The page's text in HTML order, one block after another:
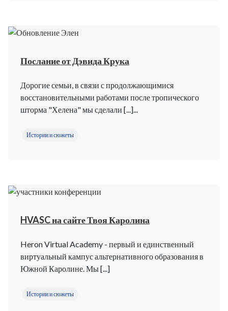
Послание от Дэвида Крука
Дорогие семьи, в связи с продолжающимися
восстановительными работами после тропического
шторма "Хелена" мы сделали [...]...
Истории и сюжеты
HVASC на сайте Твоя Каролина
Heron Virtual Academy - первый и единственный
виртуальный кампус альтернативного образования в
Южной Каролине. Мы [...]
Истории и сюжеты